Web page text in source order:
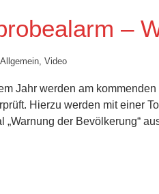
–
Allgemein, Video
Jahr werden am
Hierzu werden mit einer
„Warnung der Bevölkerung“